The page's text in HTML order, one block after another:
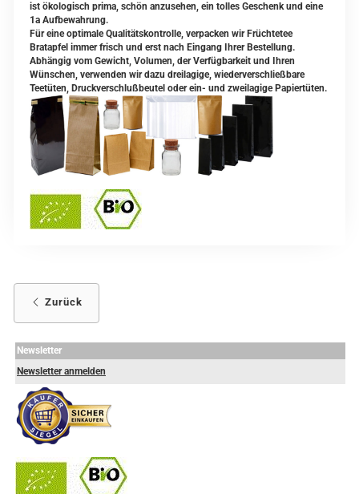
ist ökologisch prima, schön anzusehen, ein tolles Geschenk und eine
1a Aufbewahrung.
Für eine optimale Qualitätskontrolle, verpacken wir Früchtetee
Bratapfel immer frisch und erst nach Eingang Ihrer Bestellung.
Abhängig vom Gewicht, Volumen, der Verfügbarkeit und Ihren
Wünschen, verwenden wir dazu dreilagige, wiederverschließbare
Teetüten, Druckverschlußbeutel oder ein- und zweilagige Papiertüten.
Zurück
Newsletter
Newsletter anmelden